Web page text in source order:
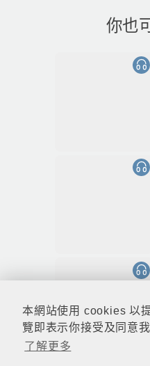
本網站使用 cookies 以
覽即表示你接受及同意
了解更多
你也